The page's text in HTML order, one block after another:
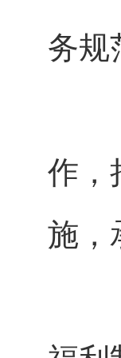
务规
（
作，
施，
（